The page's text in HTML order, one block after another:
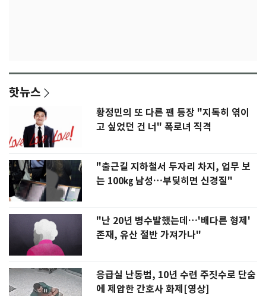
핫뉴스
황정민의 또 다른 팬 등장 "지독히 엮이
고 싶었던 건 너" 폭로녀 직격
"출근길 지하철서 두자리 차지, 업무 보
는 100㎏ 남성…부딪히면 신경질"
"난 20년 병수발했는데…'배다른 형제'
존재, 유산 절반 가져가나"
응급실 난동범, 10년 수련 주짓수로 단숨
에 제압한 간호사 화제[영상]